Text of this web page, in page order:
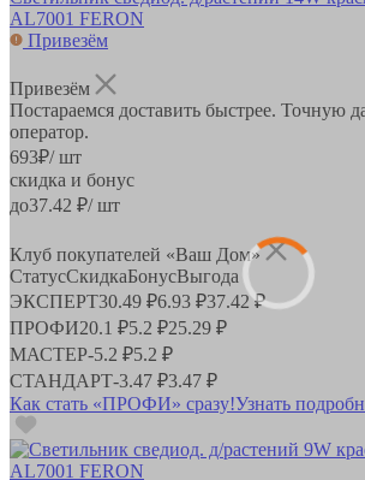
AL7001 FERON
Привезём
Привезём
Постараемся доставить быстрее. Точную
оператор.
693₽/ шт
скидка и бонус
до37.42 ₽/ шт
Клуб покупателей «Ваш Дом»
СтатусСкидкаБонусВыгода
ЭКСПЕРТ30.49 ₽6.93 ₽37.42 ₽
ПРОФИ20.1 ₽5.2 ₽25.29 ₽
МАСТЕР-5.2 ₽5.2 ₽
СТАНДАРТ-3.47 ₽3.47 ₽
Как стать «ПРОФИ» сразу!Узнать